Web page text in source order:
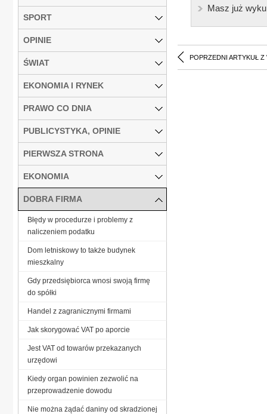
Masz już
POPRZEDNI ARTYKUŁ Z
SPORT
OPINIE
ŚWIAT
EKONOMIA I RYNEK
PRAWO CO DNIA
PUBLICYSTYKA, OPINIE
PIERWSZA STRONA
EKONOMIA
DOBRA FIRMA
Błędy w procedurze i problemy z
naliczeniem podatku
Dom letniskowy to także budynek
mieszkalny
Gdy przedsiębiorca wnosi swoją firmę
do spółki
Handel z zagranicznymi firmami
Jak skorygować VAT po aporcie
Jest VAT od towarów przekazanych
urzędowi
Kiedy organ powinien zezwolić na
przeprowadzenie dowodu
Nie można żądać daniny od skradzionej